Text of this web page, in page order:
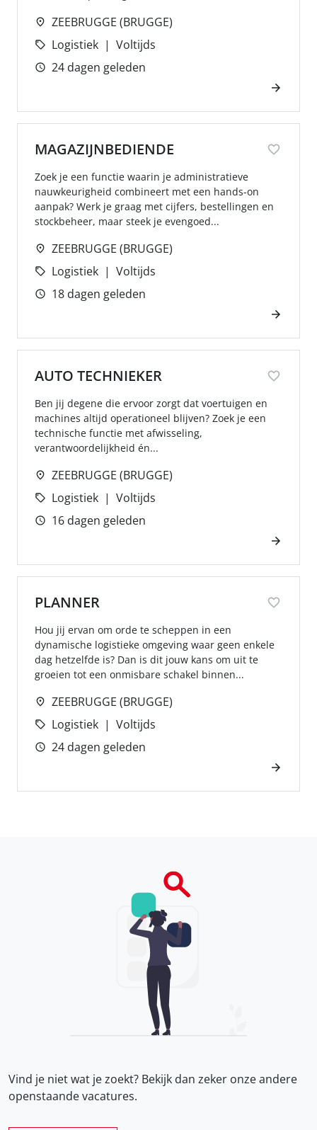
ZEEBRUGGE (BRUGGE)
Logistiek
Voltijds
24 dagen geleden
MAGAZIJNBEDIENDE
Zoek je een functie waarin je administratieve
nauwkeurigheid combineert met een hands-on
aanpak? Werk je graag met cijfers, bestellingen en
stockbeheer, maar steek je evengoed...
ZEEBRUGGE (BRUGGE)
Logistiek
Voltijds
18 dagen geleden
AUTO TECHNIEKER
Ben jij degene die ervoor zorgt dat voertuigen en
machines altijd operationeel blijven? Zoek je een
technische functie met afwisseling,
verantwoordelijkheid én...
ZEEBRUGGE (BRUGGE)
Logistiek
Voltijds
16 dagen geleden
PLANNER
Hou jij ervan om orde te scheppen in een
dynamische logistieke omgeving waar geen enkele
dag hetzelfde is? Dan is dit jouw kans om uit te
groeien tot een onmisbare schakel binnen...
ZEEBRUGGE (BRUGGE)
Logistiek
Voltijds
24 dagen geleden
Vind je niet wat je zoekt? Bekijk dan zeker onzeandere
openstaande vacatures.